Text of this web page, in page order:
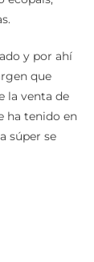
y por ahí
que
la venta de
ha tenido en
súper se